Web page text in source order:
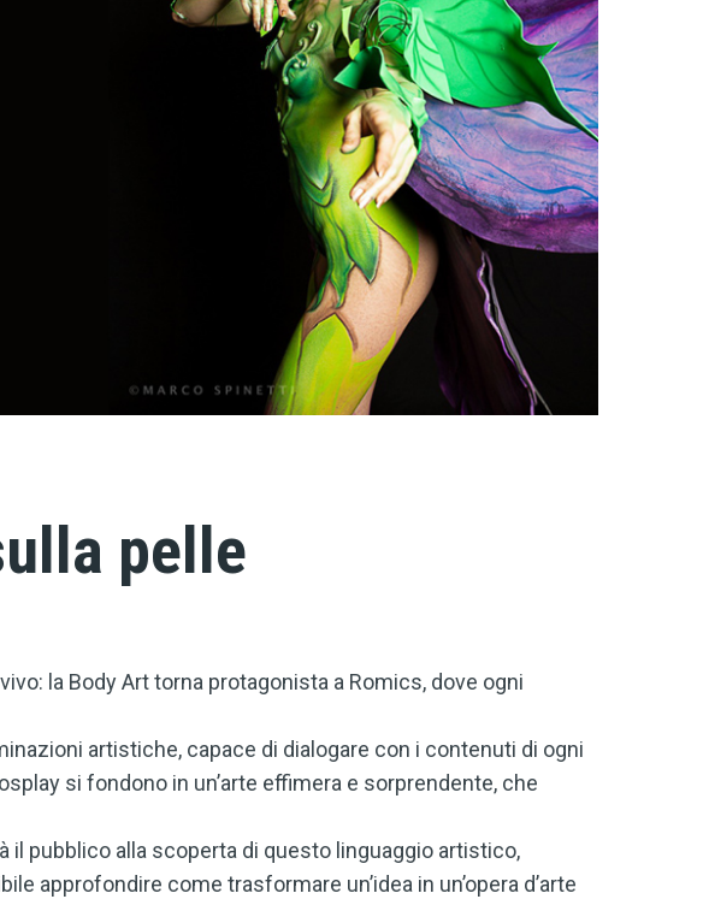
pelle
la Body Art torna protagonista a Romics, dove ogni
artistiche, capace di dialogare con i contenuti di ogni
si fondono in un’arte effimera e sorprendente, che
il pubblico alla scoperta di questo linguaggio artistico,
approfondire come trasformare un’idea in un’opera d’arte